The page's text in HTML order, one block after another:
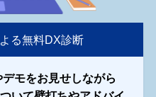
る無料DX診断
モをお見せしながら